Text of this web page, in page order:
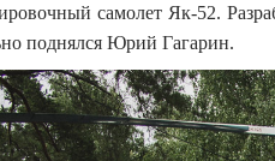
самолет Як-52.
поднялся Юрий Гагарин.